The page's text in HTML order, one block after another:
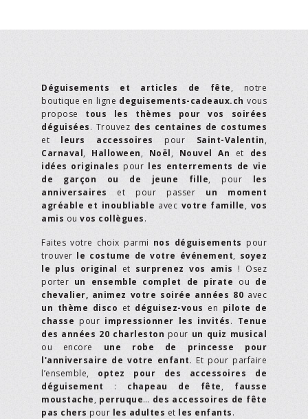
Déguisements et articles de fête, notre
boutique en ligne deguisements-cadeaux.ch vous
propose tous les thèmes pour vos soirées
déguisées. Trouvez des centaines de costumes
et leurs accessoires pour Saint-Valentin,
Carnaval, Halloween, Noël, Nouvel An et des
idées originales pour les enterrements de vie
de garçon ou de jeune fille, pour les
anniversaires et pour passer un moment
agréable et inoubliable avec votre famille, vos
amis ou vos collègues.
Faites votre choix parmi nos déguisements pour
trouver le costume de votre événement, soyez
le plus original et surprenez vos amis ! Osez
porter un ensemble complet de pirate ou de
chevalier, animez votre soirée années 80 avec
un thème disco et déguisez-vous en pilote de
chasse pour impressionner les invités. Tenue
des années 20 charleston pour un quiz musical
ou encore une robe de princesse pour
l'anniversaire de votre enfant. Et pour parfaire
l’ensemble, optez pour des accessoires de
déguisement : chapeau de fête, fausse
moustache, perruque… des accessoires de fête
pas chers pour les adultes et les enfants.